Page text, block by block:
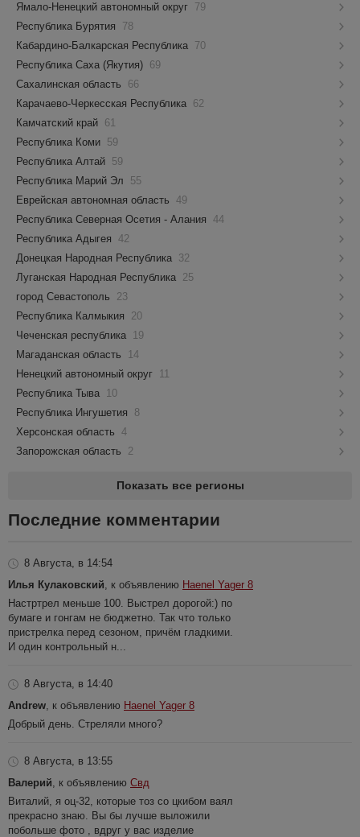
Ямало-Ненецкий автономный округ 79
Республика Бурятия
78
Кабардино-Балкарская Республика 70
Республика Саха (Якутия) 69
Сахалинская область
66
Карачаево-Черкесская Республика 62
Камчатский край 61
Республика Коми 59
Республика Алтай 59
Республика Марий Эл
55
Еврейская автономная область 49
Республика Северная Осетия - Алания 44
Республика Адыгея 42
Донецкая Народная Республика 32
Луганская Народная Республика 25
город Севастополь
23
Республика Калмыкия
20
Чеченская республика 19
Магаданская область
14
Ненецкий автономный округ 11
Республика Тыва 10
Республика Ингушетия
8
Херсонская область 4
Запорожская область
2
Показать все регионы
Последние комментарии
8 Августа, в 14:54
Илья Кулаковский , к объявлению Haenel Yager 8
Настртрел меньше 100. Выстрел дорогой:) по
бумаге и гонгам не бюджетно. Так что только
пристрелка перед сезоном, причём гладкими.
И один контрольный н...
8 Августа, в 14:40
Andrew , к объявлению Haenel Yager 8
Добрый день. Стреляли много?
8 Августа, в 13:55
Валерий , к объявлению Свд
Виталий, я оц-32, которые тоз со цкибом ваял
прекрасно знаю. Вы бы лучше выложили
побольше фото , вдруг у вас изделие